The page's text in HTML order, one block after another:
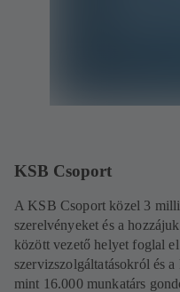
KSB Csoport
A KSB Csoport közel 3
szerelvényeket és a
között vezető helyet foglal
szervizszolgáltatásokról és
mint 16.000 munkatárs